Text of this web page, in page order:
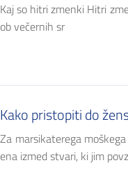
Kaj so hitri zmenki Hitri
ob večernih sr
Kako pristopiti do
Za marsikaterega
ena izmed stvari, ki jim